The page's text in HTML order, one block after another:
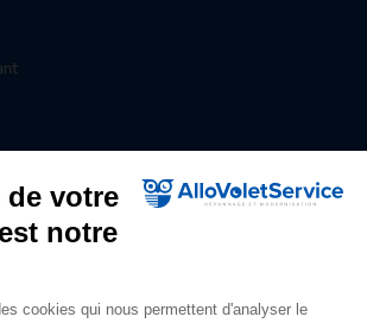
ad hoc
nous recrutons !
de votre
notre
cookies qui nous permettent d'analyser le